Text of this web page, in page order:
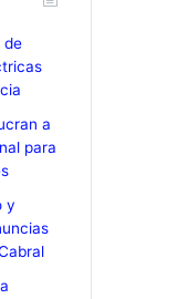
de
a
para
y